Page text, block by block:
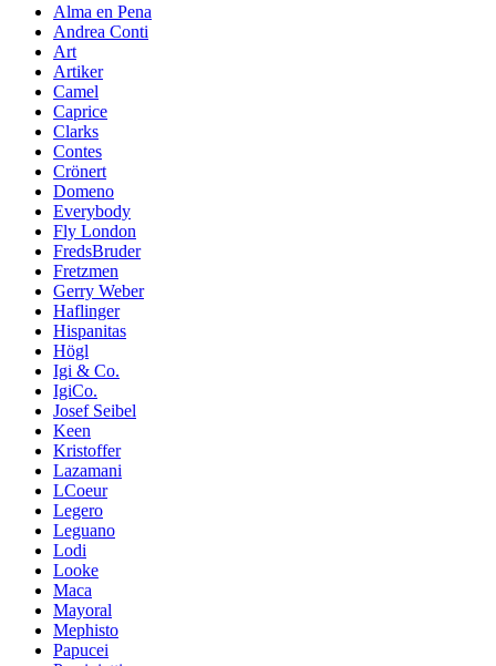
Alma en Pena
Andrea Conti
Art
Artiker
Camel
Caprice
Clarks
Contes
Crönert
Domeno
Everybody
Fly London
FredsBruder
Fretzmen
Gerry Weber
Haflinger
Hispanitas
Högl
Igi & Co.
IgiCo.
Josef Seibel
Keen
Kristoffer
Lazamani
LCoeur
Legero
Leguano
Lodi
Looke
Maca
Mayoral
Mephisto
Papucei